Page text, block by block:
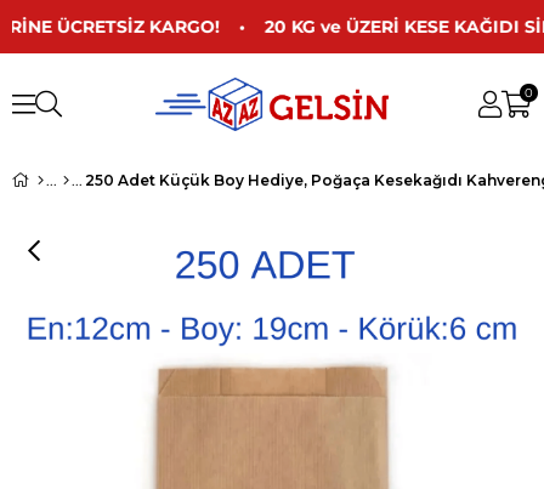
ÜCRETSİZ KARGO! • 20 KG ve ÜZERİ KESE KAĞIDI
0